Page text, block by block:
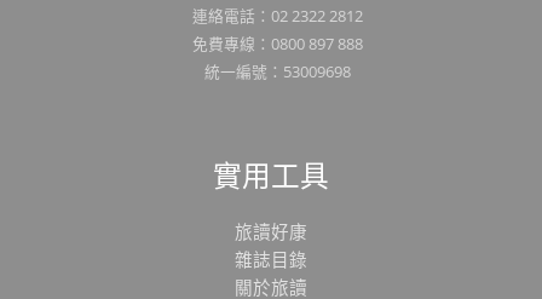
連絡電話：02 2322 2812
免費專線：0800 897 888
統一編號：53009698
實用工具
旅讀好康
雜誌目錄
關於旅讀